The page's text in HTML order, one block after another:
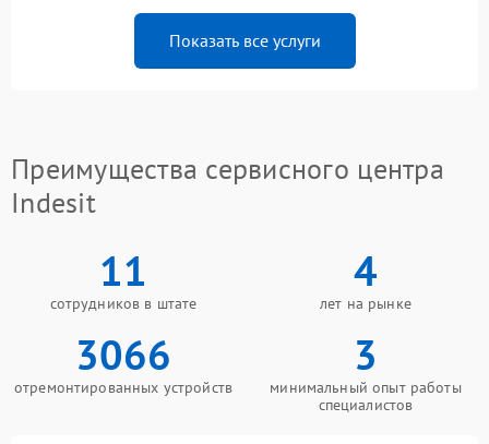
Показать все услуги
Преимущества сервисного центра
Indesit
11
сотрудников в штате
4
лет на рынке
3066
отремонтированных устройств
3
минимальный опыт работы
специалистов